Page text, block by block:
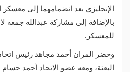
الإنجليزي بعد انضمامهما إلى
بالإضافة إلى مشاركة عبدالله جمعه
للمعسكر.
وحضر المران أحمد مجاهد رئيس
البعثة، ومعه عضو الاتحاد أحمد